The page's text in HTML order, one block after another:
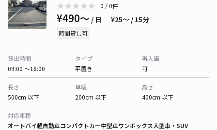
0 / 0件
¥490〜 / 日 ¥25〜 / 15分
時間貸し可
貸出時間
09:00 〜18:00
タイプ
平置き
再入庫
可
長さ
500cm 以下
車幅
200cm 以下
高さ
400cm 以下
対応車種
オートバイ軽自動車コンパクトカー中型車ワンボックス大型車・SUV